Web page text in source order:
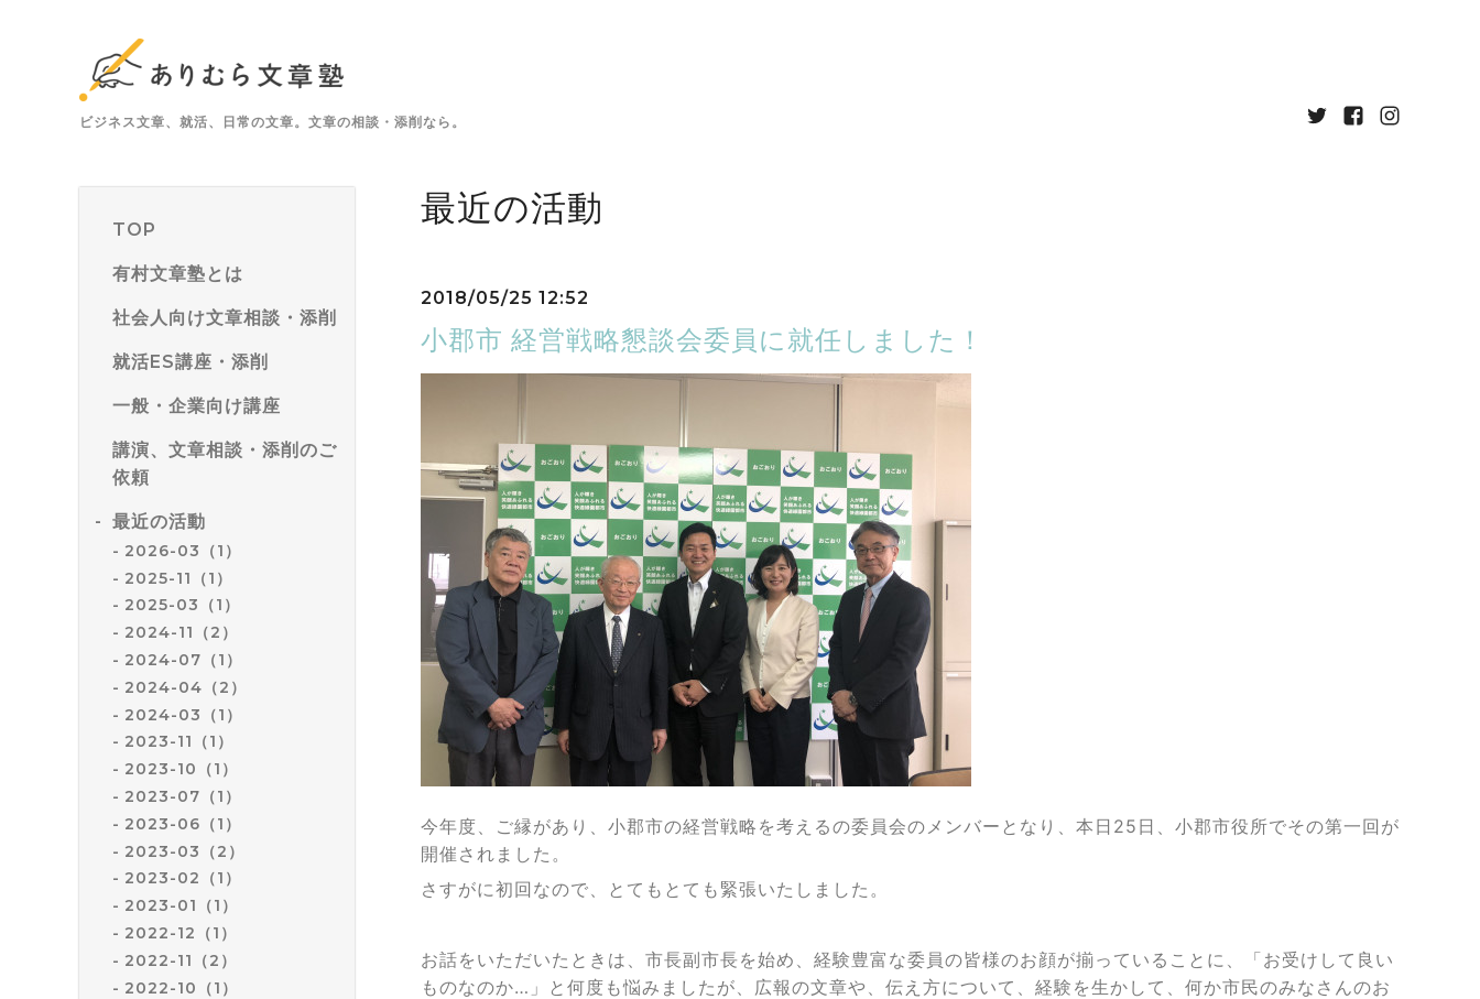
ビジネス文章、就活、日常の文章。文章の相談・添削なら。
TOP
有村文章塾とは
社会人向け文章相談・添削
就活ES講座・添削
一般・企業向け講座
講演、文章相談・添削のご
依頼
最近の活動
2026-03（1）
2025-11（1）
2025-03（1）
2024-11（2）
2024-07（1）
2024-04（2）
2024-03（1）
2023-11（1）
2023-10（1）
2023-07（1）
2023-06（1）
2023-03（2）
2023-02（1）
2023-01（1）
2022-12（1）
2022-11（2）
2022-10（1）
最近の活動
2018/05/25 12:52
小郡市 経営戦略懇談会委員に就任しました！
今年度、ご縁があり、小郡市の経営戦略を考えるの委員会のメンバーとなり、本日25日、小郡市役所でその第一回が
開催されました。
さすがに初回なので、とてもとても緊張いたしました。
お話をいただいたときは、市長副市長を始め、経験豊富な委員の皆様のお顔が揃っていることに、「お受けして良い
ものなのか…」と何度も悩みましたが、広報の文章や、伝え方について、経験を生かして、何か市民のみなさんのお